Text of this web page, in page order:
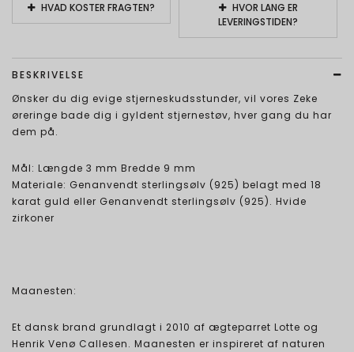
HVAD KOSTER FRAGTEN?
HVOR LANG ER
LEVERINGSTIDEN?
BESKRIVELSE
Ønsker du dig evige stjerneskudsstunder, vil vores Zeke
øreringe bade dig i gyldent stjernestøv, hver gang du har
dem på.
Mål: Længde 3 mm Bredde 9 mm
Materiale: Genanvendt sterlingsølv (925) belagt med 18
karat guld eller Genanvendt sterlingsølv (925). Hvide
zirkoner
Maanesten:
Et dansk brand grundlagt i 2010 af ægteparret Lotte og
Henrik Venø Callesen. Maanesten er inspireret af naturen